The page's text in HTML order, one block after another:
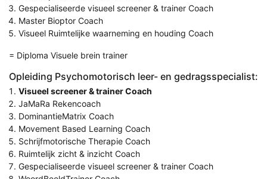
Gespecialiseerde visueel screener & trainer Coach
Master Bioptor Coach
Visueel Ruimtelijke waarneming en houding Coach
= Diploma Visuele brein trainer
Opleiding Psychomotorisch leer- en gedragsspecialist:
Visueel screener & trainer Coach
JaMaRa Rekencoach
DominantieMatrix Coach
Movement Based Learning Coach
Schrijfmotorische Therapie Coach
Ruimtelijk zicht & inzicht Coach
Gespecialiseerde visueel screener & trainer Coach